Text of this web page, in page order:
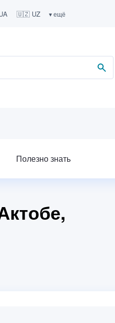
🇺🇿 UZ ▾ ещё
Полезно знать